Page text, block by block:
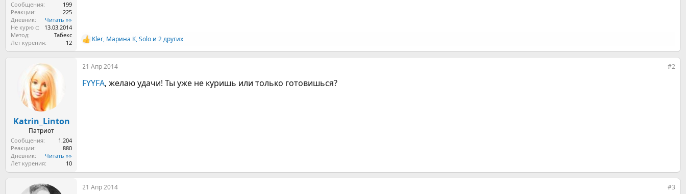
Сообщения
199
Реакции
225
Дневник
Читать »»
Не курю с
13.03.2014
Метод
Табекс
Лет курения
12
Р
е
а
к
и
Kler, Марина К,Solo и 2 других
Katrin_Linton
Патриот
Сообщения
1.204
Реакции
880
Дневник
Читать »»
Лет курения
10
21 Апр 2014 #2
FYYFA, желаю удачи! Ты уже не куришь или только готовишься?
21 Апр 2014 #3